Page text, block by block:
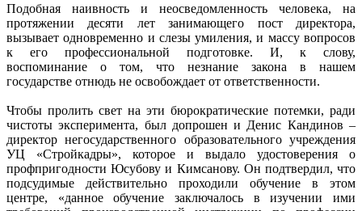
Подобная наивность и неосведомленность человека, на
протяжении десяти лет занимающего пост директора,
вызывает одновременно и слезы умиления, и массу вопросов
к его профессиональной подготовке. И, к слову,
воспоминание о том, что незнание закона в нашем
государстве отнюдь не освобождает от ответственности.
Чтобы пролить свет на эти бюрократические потемки, ради
чистоты эксперимента, был допрошен и Денис Кандинов –
директор негосударственного образовательного учреждения
УЦ «Стройкадры», которое и выдало удостоверения о
профпригодности Юсубову и Кимсанову. Он подтвердил, что
подсудимые действительно проходили обучение в этом
центре, «данное обучение заключалось в изучении ими